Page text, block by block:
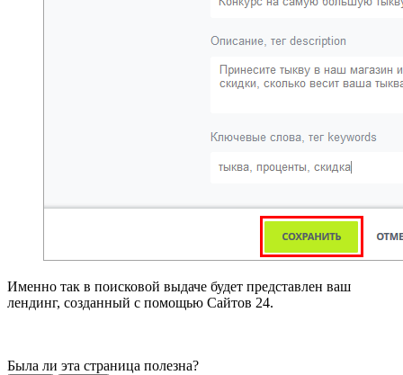
Именно так в поисковой выдаче будет представлен ваш
лендинг, созданный с помощью Сайтов 24.
Была ли эта страница полезна?